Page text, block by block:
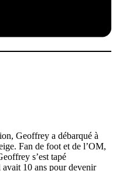
Geoffrey a débarqué à
Fan de foot et de l’OM,
s’est tapé
10 ans pour devenir